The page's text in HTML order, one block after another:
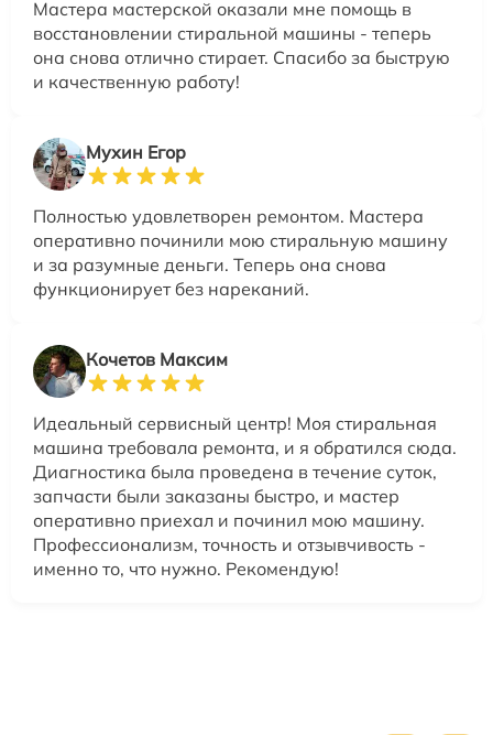
Мастера мастерской оказали мне помощь в
восстановлении стиральной машины - теперь
она снова отлично стирает. Спасибо за быструю
и качественную работу!
Мухин Егор
Полностью удовлетворен ремонтом. Мастера
оперативно починили мою стиральную машину
и за разумные деньги. Теперь она снова
функционирует без нареканий.
Кочетов Максим
Идеальный сервисный центр! Моя стиральная
машина требовала ремонта, и я обратился сюда.
Диагностика была проведена в течение суток,
запчасти были заказаны быстро, и мастер
оперативно приехал и починил мою машину.
Профессионализм, точность и отзывчивость -
именно то, что нужно. Рекомендую!